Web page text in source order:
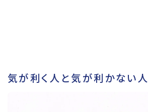
気が利く人と気が利かない人